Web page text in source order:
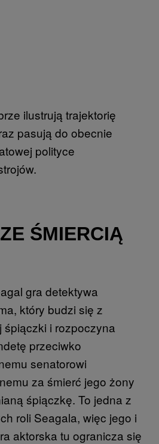
ilustrują trajektorię
pasują do obecnie
polityce
ŚMIERCIĄ
gra detektywa
który budzi się z
śpiączki i rozpoczyna
przeciwko
senatorowi
za śmierć jego żony
śpiączkę. To jedna z
roli Seagala, więc jego i
aktorska tu ogranicza się